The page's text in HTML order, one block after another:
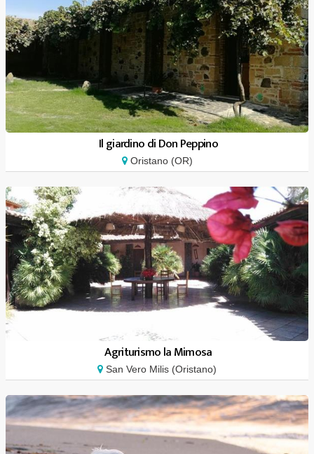
Il giardino di Don Peppino
Oristano (OR)
Agriturismo la Mimosa
San Vero Milis (Oristano)